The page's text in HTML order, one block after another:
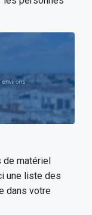
matériel
une liste des
dans votre